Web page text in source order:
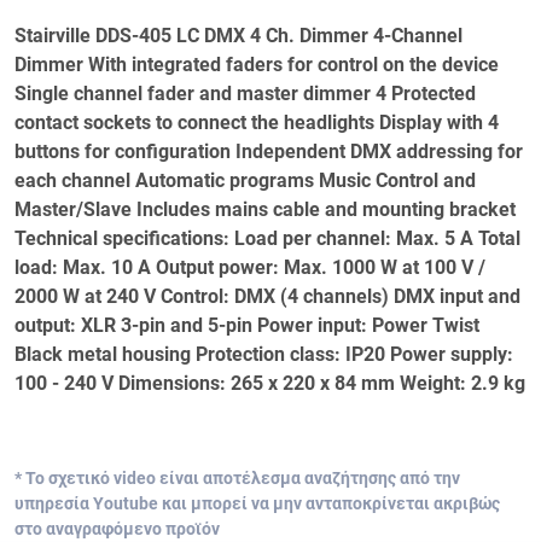
Stairville DDS-405 LC DMX 4 Ch. Dimmer 4-Channel
Dimmer With integrated faders for control on the device
Single channel fader and master dimmer 4 Protected
contact sockets to connect the headlights Display with 4
buttons for configuration Independent DMX addressing for
each channel Automatic programs Music Control and
Master/Slave Includes mains cable and mounting bracket
Technical specifications: Load per channel: Max. 5 A Total
load: Max. 10 A Output power: Max. 1000 W at 100 V /
2000 W at 240 V Control: DMX (4 channels) DMX input and
output: XLR 3-pin and 5-pin Power input: Power Twist
Black metal housing Protection class: IP20 Power supply:
100 - 240 V Dimensions: 265 x 220 x 84 mm Weight: 2.9 kg
* Το σχετικό video είναι αποτέλεσμα αναζήτησης από την
υπηρεσία Youtube και μπορεί να μην ανταποκρίνεται ακριβώς
στο αναγραφόμενο προϊόν